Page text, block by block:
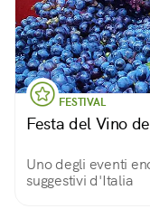
FESTIVAL
Festa del Vino
Uno degli eventi
suggestivi d'Italia